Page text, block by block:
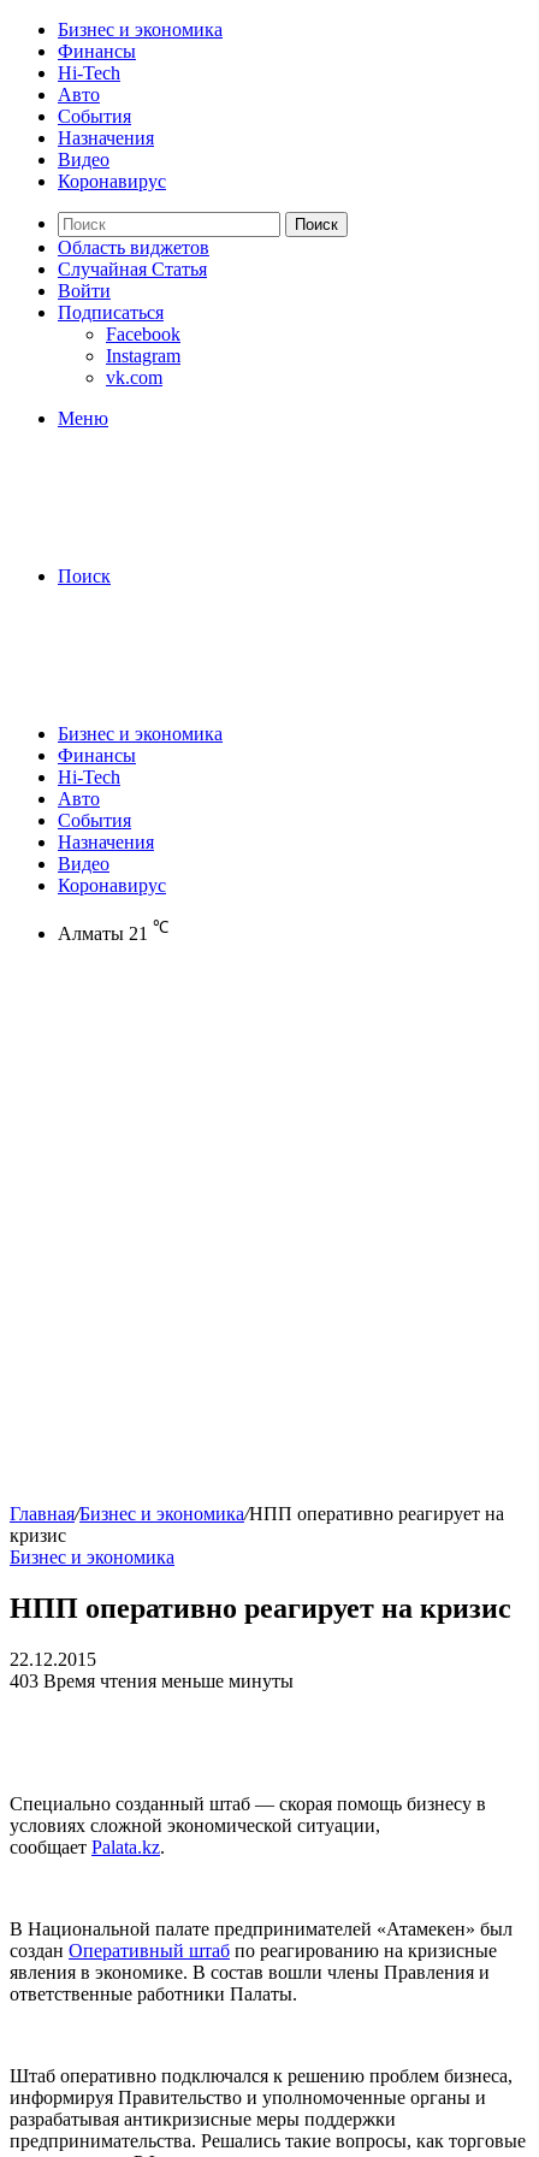
Бизнес и экономика
Финансы
Hi-Tech
Авто
События
Назначения
Видео
Коронавирус
Поиск
Область виджетов
Случайная Статья
Войти
Подписаться
Facebook
Instagram
vk.com
Меню
Поиск
Бизнес и экономика
Финансы
Hi-Tech
Авто
События
Назначения
Видео
Коронавирус
Алматы 21 ℃
Главная/Бизнес и экономика/НПП оперативно реагирует на
кризис
Бизнес и экономика
НПП оперативно реагирует на кризис
22.12.2015
403 Время чтения меньше минуты
Специально созданный штаб — скорая помощь бизнесу в
условиях сложной экономической ситуации,
сообщает Рalata.kz.
В Национальной палате предпринимателей «Атамекен» был
создан Оперативный штаб по реагированию на кризисные
явления в экономике. В состав вошли члены Правления и
ответственные работники Палаты.
Штаб оперативно подключался к решению проблем бизнеса,
информируя Правительство и уполномоченные органы и
разрабатывая антикризисные меры поддержки
предпринимательства. Решались такие вопросы, как торговые